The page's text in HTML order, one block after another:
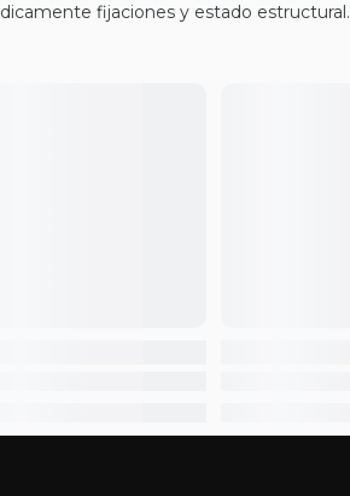
fijaciones y estado estructural.